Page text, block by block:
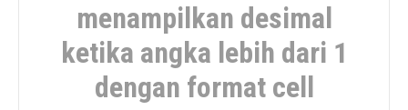
menampilkan desimal
ketika angka lebih dari 1
dengan format cell